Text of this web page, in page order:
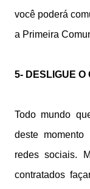
você poderá
a Primeira
5- DESLIGUE O
Todo mundo
deste
redes sociais.
contratados